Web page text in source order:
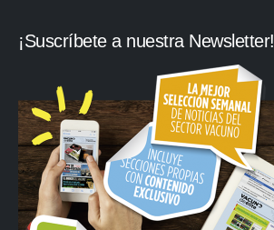
¡Suscríbete a nuestra Newsletter!